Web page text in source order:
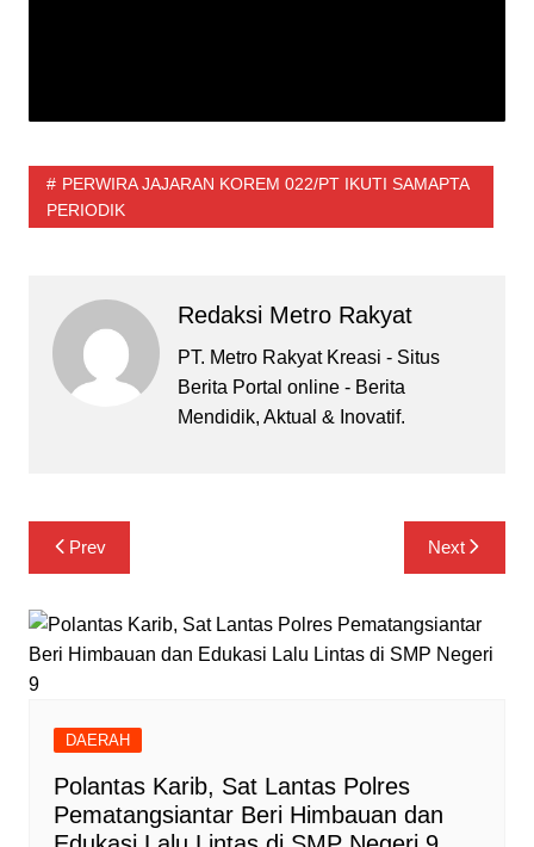
PERWIRA JAJARAN KOREM 022/PT IKUTI SAMAPTA
PERIODIK
Redaksi Metro Rakyat
PT. Metro Rakyat Kreasi - Situs
Berita Portal online - Berita
Mendidik, Aktual & Inovatif.
Navigasi
pos
Prev Next
DAERAH
Polantas Karib, Sat Lantas Polres
Pematangsiantar Beri Himbauan dan